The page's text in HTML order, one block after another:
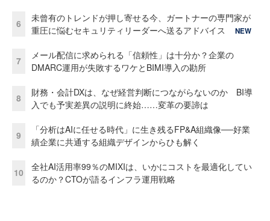
6
未曾有のトレンドが押し寄せる今、ガートナーの専門家が
重圧に悩むセキュリティリーダーへ送るアドバイス
NEW
7
メール配信に求められる「信頼性」は十分か？企業の
DMARC運用が失敗するワケとBIMI導入の勘所
8
財務・会計DXは、なぜ経営判断につながらないのか BI導
入でも予実差異の説明に終始……変革の要諦は
9
「分析はAIに任せる時代」に生き残るFP&A組織像──好業
績企業に共通する組織デザインからひも解く
10
全社AI活用率99％のMIXIは、いかにコストを最適化してい
るのか？CTOが語るインフラ運用戦略